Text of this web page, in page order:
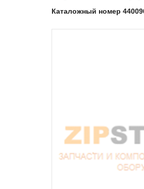
Каталожный номер